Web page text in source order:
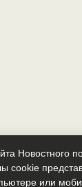
Новостного
cookie
или